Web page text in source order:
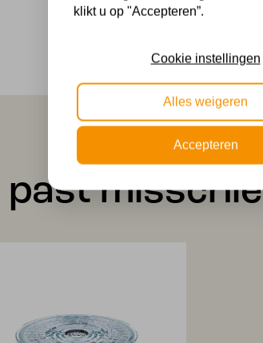
garantie
past
klikt u op "Accepteren”.
Cookie instellingen
Alles weigeren
Accepteren